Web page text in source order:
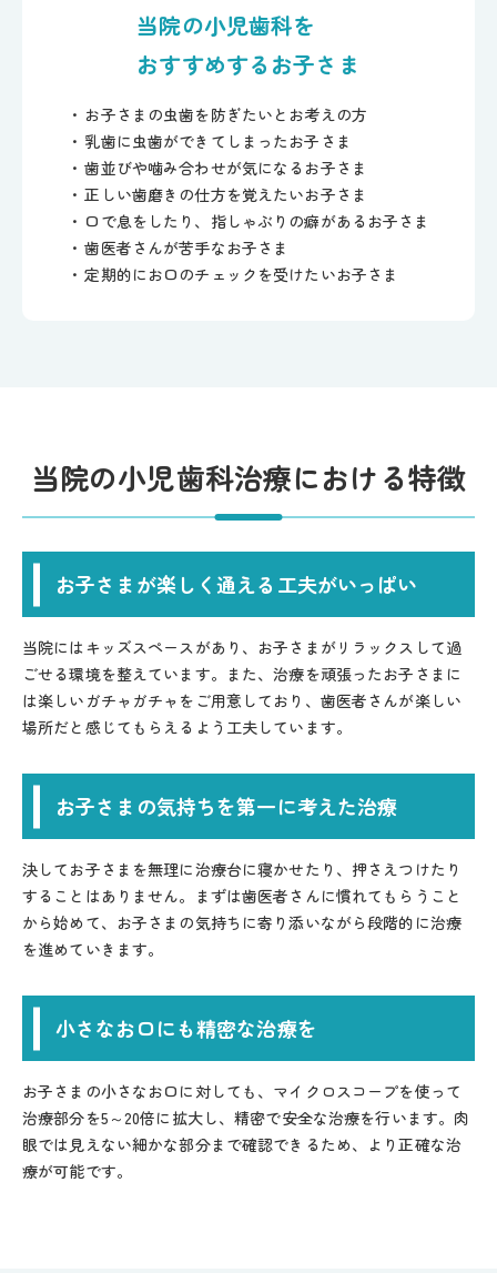
当院の小児歯科を
おすすめするお子さま
お子さまの虫歯を防ぎたいとお考えの方
乳歯に虫歯ができてしまったお子さま
歯並びや噛み合わせが気になるお子さま
正しい歯磨きの仕方を覚えたいお子さま
口で息をしたり、指しゃぶりの癖があるお子さま
歯医者さんが苦手なお子さま
定期的にお口のチェックを受けたいお子さま
当院の小児歯科治療における特徴
お子さまが楽しく通える工夫がいっぱい
当院にはキッズスペースがあり、お子さまがリラックスして過
ごせる環境を整えています。また、治療を頑張ったお子さまに
は楽しいガチャガチャをご用意しており、歯医者さんが楽しい
場所だと感じてもらえるよう工夫しています。
お子さまの気持ちを第一に考えた治療
決してお子さまを無理に治療台に寝かせたり、押さえつけたり
することはありません。まずは歯医者さんに慣れてもらうこと
から始めて、お子さまの気持ちに寄り添いながら段階的に治療
を進めていきます。
小さなお口にも精密な治療を
お子さまの小さなお口に対しても、マイクロスコープを使って
治療部分を5～20倍に拡大し、精密で安全な治療を行います。肉
眼では見えない細かな部分まで確認できるため、より正確な治
療が可能です。